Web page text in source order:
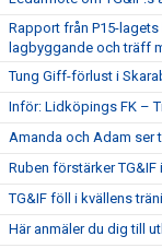
Rapport från P15-lagets
lagbyggande och träff
Tung Giff-förlust i
Inför: Lidköpings FK –
Amanda och Adam ser
Ruben förstärker
TG&IF föll i kvällens
Här anmäler du dig till